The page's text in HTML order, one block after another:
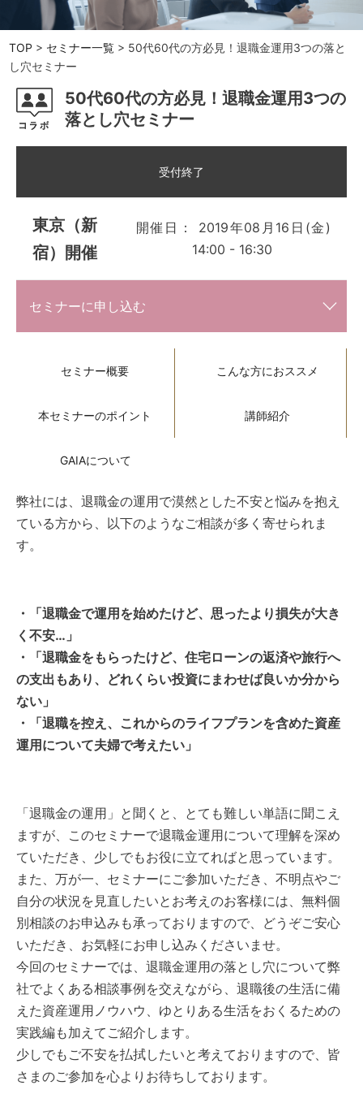
TOP > セミナー一覧 > 50代60代の方必見！退職金運用3つの落と
し穴セミナー
50代60代の方必見！退職金運用3つの
落とし穴セミナー
受付終了
東京（新
宿）開催
開催日： 2019年08月16日(金)
14:00 - 16:30
セミナーに申し込む
セミナー概要 こんな方におススメ
本セミナーのポイント 講師紹介
GAIAについて
弊社には、退職金の運用で漠然とした不安と悩みを抱え
ている方から、以下のようなご相談が多く寄せられま
す。
・「退職金で運用を始めたけど、思ったより損失が大き
く不安…」
・「退職金をもらったけど、住宅ローンの返済や旅行へ
の支出もあり、どれくらい投資にまわせば良いか分から
ない」
・「退職を控え、これからのライフプランを含めた資産
運用について夫婦で考えたい」
「退職金の運用」と聞くと、とても難しい単語に聞こえ
ますが、このセミナーで退職金運用について理解を深め
ていただき、少しでもお役に立てればと思っています。
また、万が一、セミナーにご参加いただき、不明点やご
自分の状況を見直したいとお考えのお客様には、無料個
別相談のお申込みも承っておりますので、どうぞご安心
いただき、お気軽にお申し込みくださいませ。
今回のセミナーでは、退職金運用の落とし穴について弊
社でよくある相談事例を交えながら、退職後の生活に備
えた資産運用ノウハウ、ゆとりある生活をおくるための
実践編も加えてご紹介します。
少しでもご不安を払拭したいと考えておりますので、皆
さまのご参加を心よりお待ちしております。